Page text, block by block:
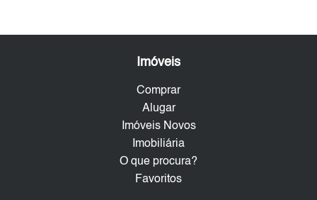
Imóveis
Comprar
Alugar
Imóveis Novos
Imobiliária
O que procura?
Favoritos